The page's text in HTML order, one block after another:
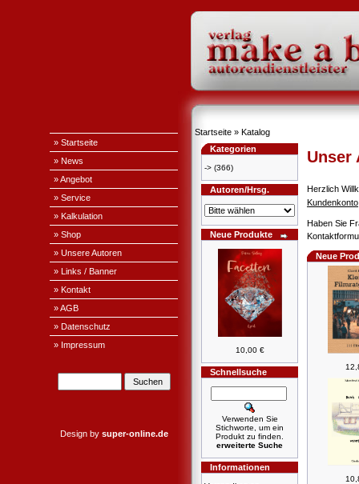
» Startseite
» News
» Angebot
» Service
» Kalkulation
» Shop
» Unsere Autoren
» Links / Banner
» Kontakt
» AGB
» Datenschutz
» Impressum
Design by super-online.de
Startseite » Katalog
Kategorien
-> (366)
Autoren/Hrsg.
Neue Produkte
10,00 €
Schnellsuche
Verwenden Sie
Stichworte, um ein
Produkt zu finden.
erweiterte Suche
Informationen
Unser
Herzlich
Kundenkonto
Haben Sie
Neue